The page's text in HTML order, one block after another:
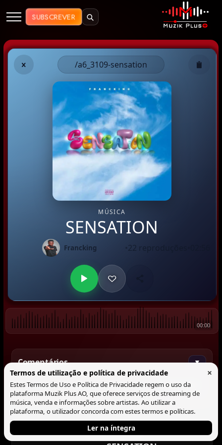
Muzik Plus AO - Streaming de
SUBSCREVER
/a6_3109-sensation
MÚSICA
SENSATION
Francking 22 reproduções
00:00
Comentários ▼
Comentar
Tocando agora
Termos de utilização e política de privacidade ×
Estes Termos de Uso e Política de Privacidade regem o uso da
plataforma Muzik Plus AO, que oferece serviços de streaming de
música, venda e informações sobre artistas. Ao utilizar a
plataforma, o utilizador concorda com estes termos e políticas.
Ler na íntegra